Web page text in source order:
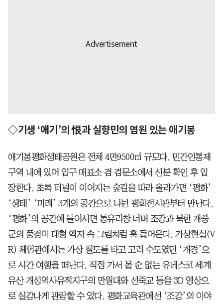
◇기생 ‘애기’의 恨과 실향민의 염원 있는 애기봉
애기봉평화생태공원은 전체 4만9500㎡ 규모다. 민간인통제
구역 내에 있어 입구 매표소 겸 검문소에서 신분 확인 후 입
장한다. 초록 터널이 이어지는 숲길을 따라 올라가면 ‘평화’
‘생태’ ‘미래’ 3개의 공간으로 나뉜 평화전시관부터 만난다.
‘평화’의 공간에 들어서면 통유리창 너머 조강과 북한 개풍
군의 풍경이 대형 액자 속 그림처럼 훅 들어온다. 가상현실(V
R) 체험관에서는 가상 철도를 타고 고려 수도였던 ‘개경’으
로 시간 여행을 떠난다. 직접 가서 볼 순 없는 유네스코 세계
유산 개성역사유적지구의 만월대와 선죽교 등을 3D 영상으
로 실감나게 관람할 수 있다. 평화교육관에선 ‘조강’의 이야